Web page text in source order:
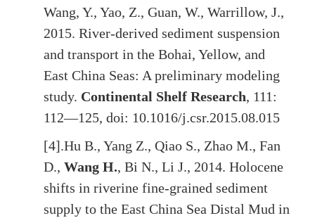
Wang, Y., Yao, Z., Guan, W., Warrillow, J.,
2015. River-derived sediment suspension
and transport in the Bohai, Yellow, and
East China Seas: A preliminary modeling
study. Continental Shelf Research, 111:
112—125, doi: 10.1016/j.csr.2015.08.015
[4].Hu B., Yang Z., Qiao S., Zhao M., Fan
D.,Wang H., Bi N., Li J., 2014. Holocene
shifts in riverine fine-grained sediment
supply to the East China Sea Distal Mud in